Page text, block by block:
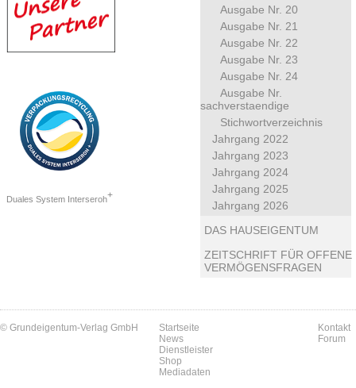
Duales System Interseroh+
Ausgabe Nr. 20
Ausgabe Nr. 21
Ausgabe Nr. 22
Ausgabe Nr. 23
Ausgabe Nr. 24
Ausgabe Nr.
sachverstaendige
Stichwortverzeichnis
Jahrgang 2022
Jahrgang 2023
Jahrgang 2024
Jahrgang 2025
Jahrgang 2026
DAS HAUSEIGENTUM
ZEITSCHRIFT FÜR OFFENE
VERMÖGENSFRAGEN
© Grundeigentum-Verlag GmbH
Startseite
News
Dienstleister
Shop
Mediadaten
Kontakt
Forum